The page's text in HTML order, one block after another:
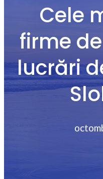
Cele
firme
lucrări